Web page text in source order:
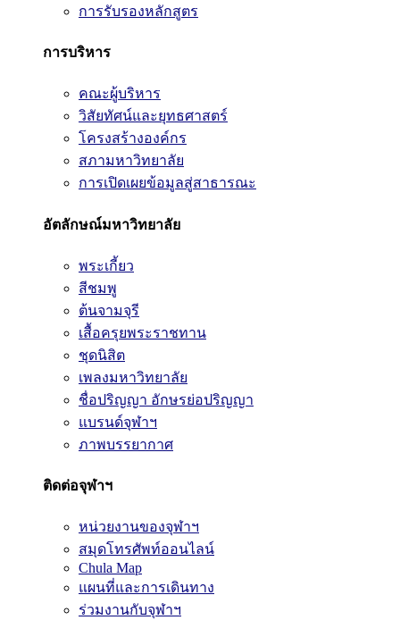
การรับรองหลักสูตร
การบริหาร
คณะผู้บริหาร
วิสัยทัศน์และยุทธศาสตร์
โครงสร้างองค์กร
สภามหาวิทยาลัย
การเปิดเผยข้อมูลสู่สาธารณะ
อัตลักษณ์มหาวิทยาลัย
พระเกี้ยว
สีชมพู
ต้นจามจุรี
เสื้อครุยพระราชทาน
ชุดนิสิต
เพลงมหาวิทยาลัย
ชื่อปริญญา อักษรย่อปริญญา
แบรนด์จุฬาฯ
ภาพบรรยากาศ
ติดต่อจุฬาฯ
หน่วยงานของจุฬาฯ
สมุดโทรศัพท์ออนไลน์
Chula Map
แผนที่และการเดินทาง
ร่วมงานกับจุฬาฯ